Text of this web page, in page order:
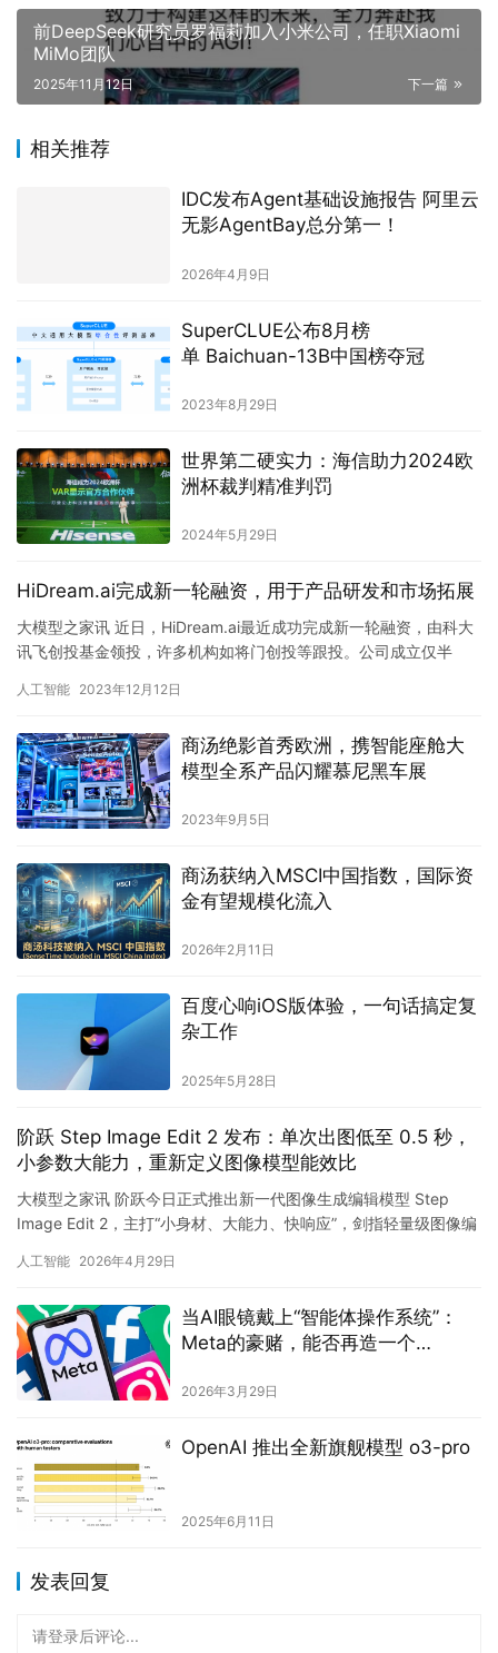
前DeepSeek研究员罗福莉加入小米公司，任职Xiaomi
MiMo团队
下一篇
2025年11月12日
相关推荐
IDC发布Agent基础设施报告 阿里云
无影AgentBay总分第一！
2026年4月9日
SuperCLUE公布8月榜
单 Baichuan-13B中国榜夺冠
2023年8月29日
世界第二硬实力：海信助力2024欧
洲杯裁判精准判罚
2024年5月29日
HiDream.ai完成新一轮融资，用于产品研发和市场拓展
大模型之家讯 近日，HiDream.ai最近成功完成新一轮融资，由科大
讯飞创投基金领投，许多机构如将门创投等跟投。公司成立仅半
人工智能 2023年12月12日
商汤绝影首秀欧洲，携智能座舱大
模型全系产品闪耀慕尼黑车展
2023年9月5日
商汤获纳入MSCI中国指数，国际资
金有望规模化流入
2026年2月11日
百度心响iOS版体验，一句话搞定复
杂工作
2025年5月28日
阶跃 Step Image Edit 2 发布：单次出图低至 0.5 秒，
小参数大能力，重新定义图像模型能效比
大模型之家讯 阶跃今日正式推出新一代图像生成编辑模型 Step
Image Edit 2，主打“小身材、大能力、快响应”，剑指轻量级图像编
人工智能 2026年4月29日
当AI眼镜戴上“智能体操作系统”：
Meta的豪赌，能否再造一个
2026年3月29日
OpenAI 推出全新旗舰模型 o3-pro
2025年6月11日
发表回复
请登录后评论...